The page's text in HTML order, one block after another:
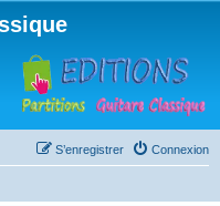
Connexion
S’enregistrer